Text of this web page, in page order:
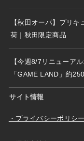
【秋田オーパ】プリ
荷｜秋田限定商品
【今週8/7リニューア
「GAME LAND」約
サイト情報
・プライバシーポリシー